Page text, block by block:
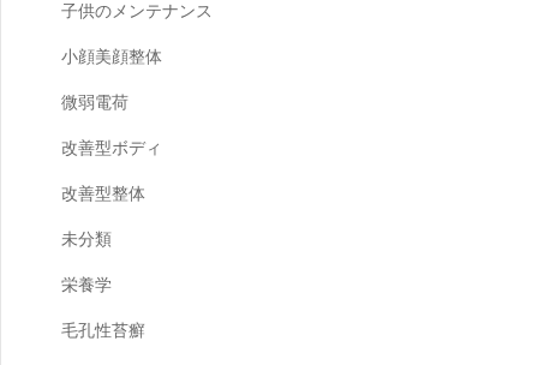
子供のメンテナンス
小顔美顔整体
微弱電荷
改善型ボディ
改善型整体
未分類
栄養学
毛孔性苔癬